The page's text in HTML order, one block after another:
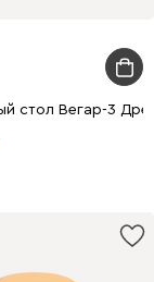
стол Вегар-3